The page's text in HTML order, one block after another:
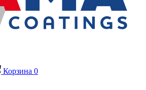
Корзина 0